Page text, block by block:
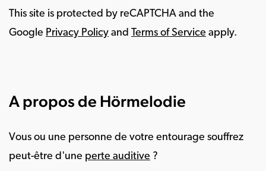
This site is protected by reCAPTCHA and the
Google Privacy Policy and Terms of Service apply.
A propos de Hörmelodie
Vous ou une personne de votre entourage souffrez
peut-être d'une perte auditive ?